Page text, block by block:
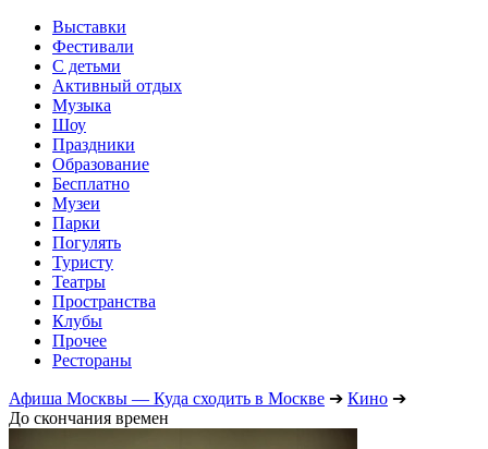
Выставки
Фестивали
С детьми
Активный отдых
Музыка
Шоу
Праздники
Образование
Бесплатно
Музеи
Парки
Погулять
Туристу
Театры
Пространства
Клубы
Прочее
Рестораны
Афиша Москвы — Куда сходить в Москве ➔ Кино ➔
До скончания времен